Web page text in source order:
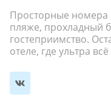
Просторные
пляже, прохладный
гостеприимство.
отеле, где ультра